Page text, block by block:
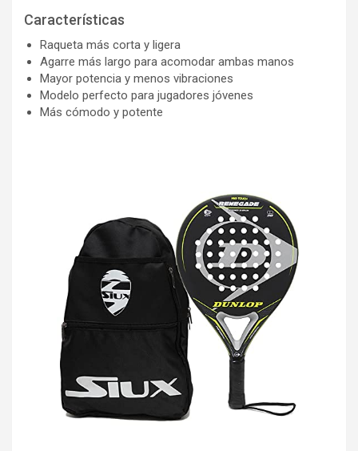
Características
Raqueta más corta y ligera
Agarre más largo para acomodar ambas manos
Mayor potencia y menos vibraciones
Modelo perfecto para jugadores jóvenes
Más cómodo y potente